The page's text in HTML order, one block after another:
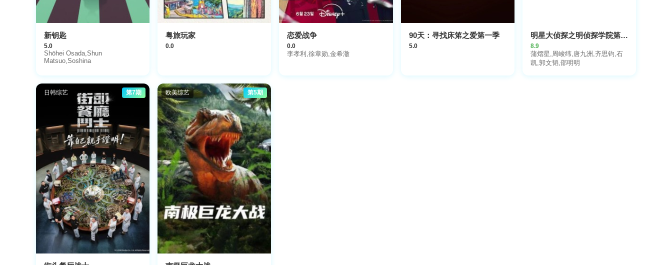
新钥匙
5.0
Shōhei Osada,Shun
Matsuo,Soshina
粤旅玩家
0.0
恋爱战争
0.0
李孝利,徐章勋,金希澈
90天：寻找床笫之爱第一季
5.0
明星大侦探之明侦探学院第1季
8.9
蒲熠星,周峻纬,唐九洲,齐思钧,石
凯,郭文韬,邵明明
日韩综艺 第7期 欧美综艺 第5期